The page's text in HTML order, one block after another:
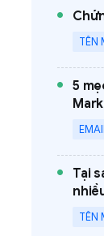
TÊN
5
Tại
TÊN